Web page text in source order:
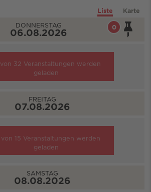
Liste Karte
0
DONNERSTAG
06.08.2026
von 32 Veranstaltungen werden
geladen
FREITAG
07.08.2026
von 15 Veranstaltungen werden
geladen
SAMSTAG
08.08.2026